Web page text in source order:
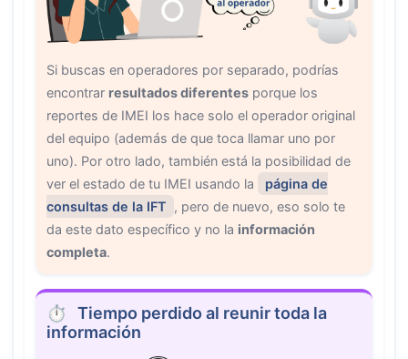
Si buscas en operadores por separado, podrías
encontrar resultados diferentes porque los
reportes de IMEI los hace solo el operador original
del equipo (además de que toca llamar uno por
uno). Por otro lado, también está la posibilidad de
ver el estado de tu IMEI usando la
página de
consultas de la IFT , pero de nuevo, eso solo te
da este dato específico y no la información
completa.
Tiempo perdido al reunir toda la
información